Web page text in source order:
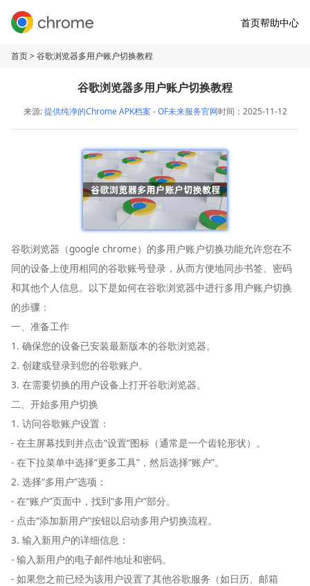
首页帮助中心
首页> 谷歌浏览器多用户账户切换教程
谷歌浏览器多用户账户切换教程
来源:提供纯净的Chrome APK档案 - OF未来服务官网时间：2025-11-12
谷歌浏览器（google chrome）的多用户账户切换功能允许您在不
同的设备上使用相同的谷歌账号登录，从而方便地同步书签、密码
和其他个人信息。以下是如何在谷歌浏览器中进行多用户账户切换
的步骤：
一、准备工作
1. 确保您的设备已安装最新版本的谷歌浏览器。
2. 创建或登录到您的谷歌账户。
3. 在需要切换的用户设备上打开谷歌浏览器。
二、开始多用户切换
1. 访问谷歌账户设置：
- 在主屏幕找到并点击“设置”图标（通常是一个齿轮形状）。
- 在下拉菜单中选择“更多工具”，然后选择“账户”。
2. 选择“多用户”选项：
- 在“账户”页面中，找到“多用户”部分。
- 点击“添加新用户”按钮以启动多用户切换流程。
3. 输入新用户的详细信息：
- 输入新用户的电子邮件地址和密码。
- 如果您之前已经为该用户设置了其他谷歌服务（如日历、邮箱